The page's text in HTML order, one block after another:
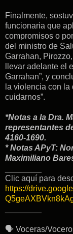
Finalmente,
funcionaria que
compromisos o
del ministro de
Garrahan,
llevar adelante el
Garrahan”, y
la violencia con
cuidarnos”.
*Notas a la Dra.
representantes
4160-1690.
* Notas APyT:
Maximiliano
Clic aquí para
https://
🗣 Voceras/